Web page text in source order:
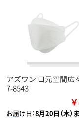
アズワン 口元空間広
7-8543
お届け日：8月20日（木）